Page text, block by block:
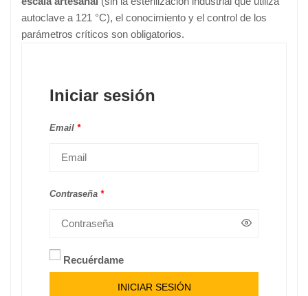
autoclave a 121 °C), el conocimiento y el control de los
parámetros críticos son obligatorios.
Iniciar sesión
Email *
Contraseña *
Recuérdame
INICIAR SESIÓN